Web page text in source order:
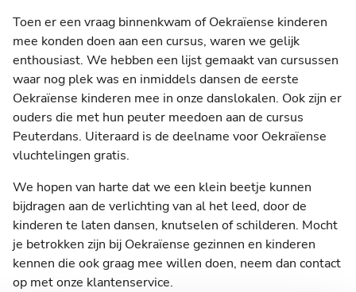
Toen er een vraag binnenkwam of Oekraïense kinderen
mee konden doen aan een cursus, waren we gelijk
enthousiast. We hebben een lijst gemaakt van cursussen
waar nog plek was en inmiddels dansen de eerste
Oekraïense kinderen mee in onze danslokalen. Ook zijn er
ouders die met hun peuter meedoen aan de cursus
Peuterdans. Uiteraard is de deelname voor Oekraïense
vluchtelingen gratis.
We hopen van harte dat we een klein beetje kunnen
bijdragen aan de verlichting van al het leed, door de
kinderen te laten dansen, knutselen of schilderen. Mocht
je betrokken zijn bij Oekraïense gezinnen en kinderen
kennen die ook graag mee willen doen, neem dan contact
op met onze klantenservice.